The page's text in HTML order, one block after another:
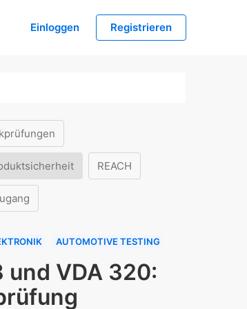
Einloggen Registrieren
REACH
AUTOMOTIVE TESTING
und VDA 320: